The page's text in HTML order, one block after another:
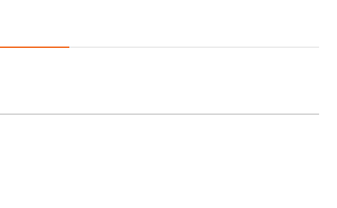
乎不黏，食物容易脫落，清洗方便。